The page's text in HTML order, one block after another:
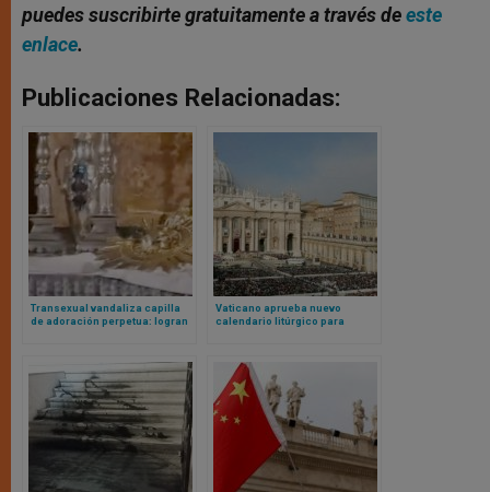
puedes suscribirte gratuitamente a través deeste
enlace.
Publicaciones Relacionadas:
Transexual vandaliza capilla
de adoración perpetua: logran
Vaticano aprueba nuevo
calendario litúrgico para